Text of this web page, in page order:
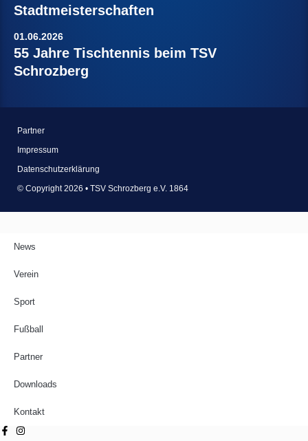
Stadtmeisterschaften
01.06.2026
55 Jahre Tischtennis beim TSV
Schrozberg
Partner
Impressum
Datenschutzerklärung
© Copyright 2026 • TSV Schrozberg e.V. 1864
News
Verein
Sport
Fußball
Partner
Downloads
Kontakt